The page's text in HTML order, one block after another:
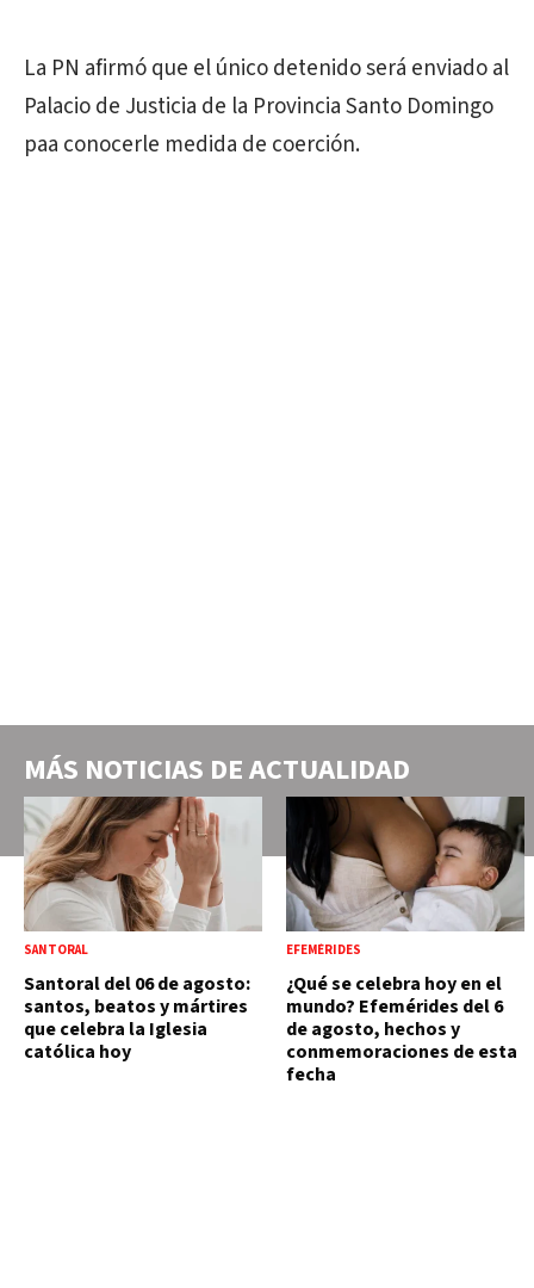
La PN afirmó que el único detenido será enviado al
Palacio de Justicia de la Provincia Santo Domingo
paa conocerle medida de coerción.
MÁS NOTICIAS DEACTUALIDAD
SANTORAL
Santoral del 06 de agosto:
santos, beatos y mártires
que celebra la Iglesia
católica hoy
EFEMÉRIDES
¿Qué se celebra hoy en el
mundo? Efemérides del 6
de agosto, hechos y
conmemoraciones de esta
fecha